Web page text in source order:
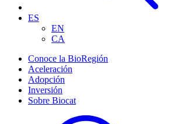
ES
EN
CA
Conoce la BioRegión
Aceleración
Adopción
Inversión
Sobre Biocat